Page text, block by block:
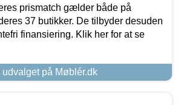
prismatch gælder både på
37 butikker. De tilbyder desuden
finansiering. Klik her for at se
udvalget på Møblér.dk